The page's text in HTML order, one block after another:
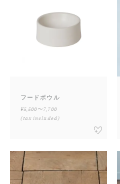
フードボウル
¥5,500〜7,700
(tax included)